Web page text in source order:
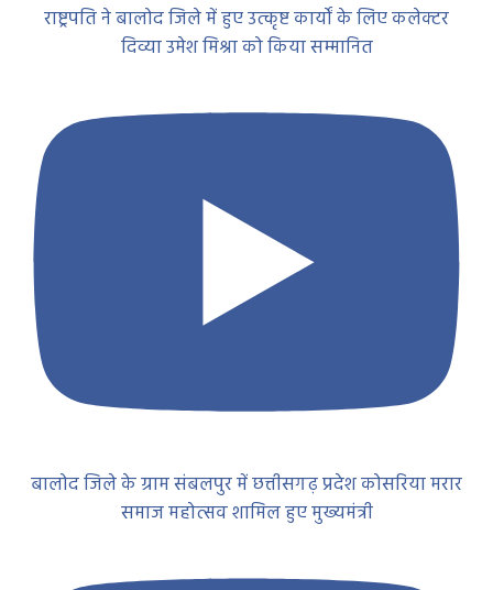
राष्ट्रपति ने बालोद जिले में हुए उत्कृष्ट कार्यों के लिए कलेक्टर
दिव्या उमेश मिश्रा को किया सम्मानित
बालोद जिले के ग्राम संबलपुर में छत्तीसगढ़ प्रदेश कोसरिया मरार
समाज महोत्सव शामिल हुए मुख्यमंत्री